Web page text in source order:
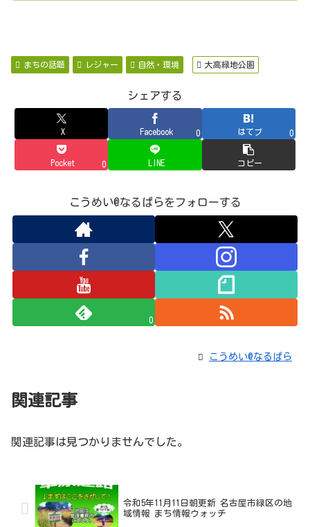
まちの話題 レジャー 自然・環境 大高緑地公園
シェアする
X Facebook 0 はてブ 0
Pocket 0 LINE コピー
こうめい@なるぱらをフォローする
0
こうめい@なるぱら
関連記事
関連記事は見つかりませんでした。
令和5年11月11日朝更新 名古屋市緑区の地
域情報 まち情報ウォッチ